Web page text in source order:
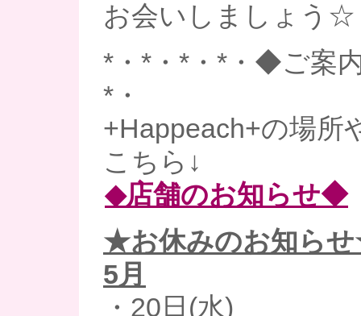
お会いしましょう☆
*・*・*・*・◆ご案
*・
+Happeach+の場所
こちら↓
◆店舗のお知らせ◆
★お休みのお知ら
5月
・20日(水)